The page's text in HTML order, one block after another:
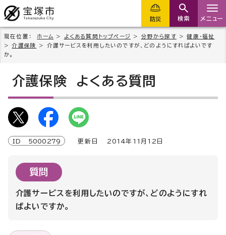
防災 検索 メニュー
現在位置： ホーム > よくある質問トップページ > 分野から探す >健康・福祉
>介護保険
> 介護サービスを利用したいのですが、どのようにすればよいです
か。
介護保険 よくある質問
ID 5000279 更新日 2014年 11 月 12 日
質問
介護サービスを利用したいのですが、どのようにすれ
ばよいですか。